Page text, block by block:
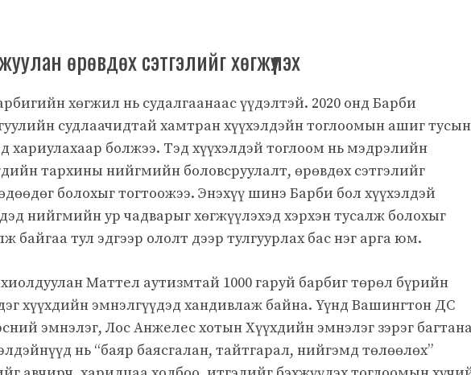
өрөвдөх сэтгэлийг хөгжүүлэх
хөгжил нь судалгаанаас үүдэлтэй. 2020 онд Барби
судлаачидтай хамтран хүүхэлдэйн тоглоомын ашиг тусын
хариулахаар болжээ. Тэд хүүхэлдэй тоглоом нь мэдрэлийн
тархины нийгмийн боловсруулалт, өрөвдөх сэтгэлийг
болохыг тогтоожээ. Энэхүү шинэ Барби бол хүүхэлдэй
нийгмийн ур чадварыг хөгжүүлэхэд хэрхэн тусалж болохыг
байгаа тул эдгээр ололт дээр тулгуурлах бас нэг арга юм.
Маттел аутизмтай 1000 гаруй барбиг төрөл бүрийн
хүүхдийн эмнэлгүүдэд хандивлаж байна. Үүнд Вашингтон ДС
эмнэлэг, Лос Анжелес хотын Хүүхдийн эмнэлэг зэрэг
нь “баяр баясгалан, тайтгарал, нийгэмд төлөөлөх”